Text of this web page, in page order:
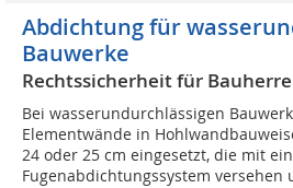
Abdichtung für
Bauwerke
Rechtssicherheit für
Bei wasserundurchlässigen
Elementwände in
24 oder 25 cm eingesetzt, die mit
Fugenabdichtungssystem versehen